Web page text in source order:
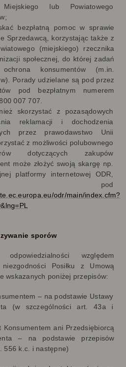
lub Powiatowego
bezpłatną pomoc w sprawie
Sprzedawcą, korzystając także z
(miejskiego) rzecznika
społecznej, do której zadań
konsumentów (m.in.
Porady udzielane są pod przez
pod bezpłatnym numerem
007 707.
skorzystać z pozasądowych
reklamacji i dochodzenia
przez prawodawstwo Unii
z możliwości polubownego
dotyczących zakupów
może złożyć swoją skargę np.
platformy internetowej ODR,
pod
odr/main/index.cfm?
sporów
względem
Posiłku z Umową
wskazanych poniżej przepisów:
– na podstawie Ustawy
(w szczególności art. 43a i
ani Przedsiębiorcą
– na podstawie przepisów
556 k.c. i następne)